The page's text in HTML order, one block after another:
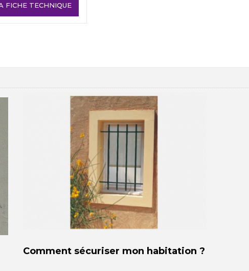
FICHE TECHNIQUE
Comment sécuriser mon habitation ?